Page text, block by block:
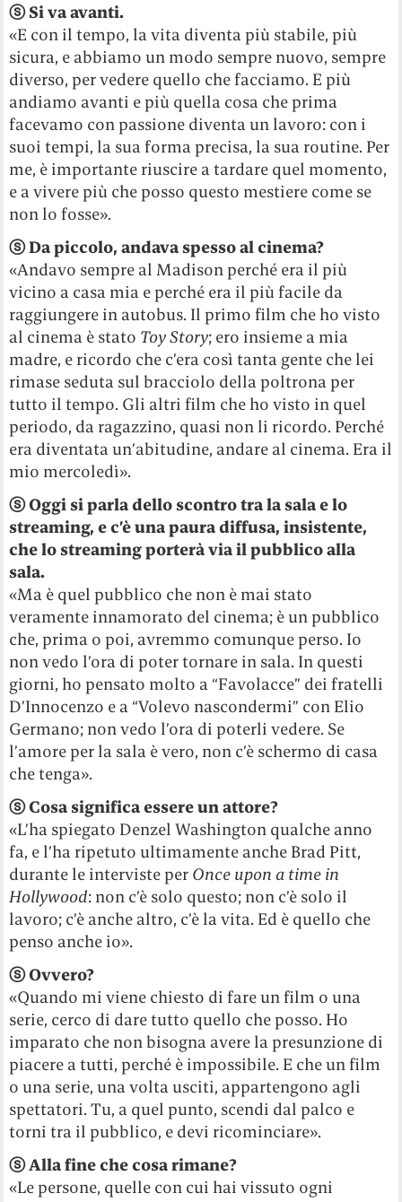
ⓢSi va avanti.
«E con il tempo, la vita diventa più stabile, più
sicura, e abbiamo un modo sempre nuovo, sempre
diverso, per vedere quello che facciamo. E più
andiamo avanti e più quella cosa che prima
facevamo con passione diventa un lavoro: con i
suoi tempi, la sua forma precisa, la sua routine. Per
me, è importante riuscire a tardare quel momento,
e a vivere più che posso questo mestiere come se
non lo fosse».
ⓢDa piccolo, andava spesso al cinema?
«Andavo sempre al Madison perché era il più
vicino a casa mia e perché era il più facile da
raggiungere in autobus. Il primo film che ho visto
al cinema è stato Toy Story; ero insieme a mia
madre, e ricordo che c’era così tanta gente che lei
rimase seduta sul bracciolo della poltrona per
tutto il tempo. Gli altri film che ho visto in quel
periodo, da ragazzino, quasi non li ricordo. Perché
era diventata un’abitudine, andare al cinema. Era il
mio mercoledì».
ⓢOggi si parla dello scontro tra la sala e lo
streaming, e c’è una paura diffusa, insistente,
che lo streaming porterà via il pubblico alla
sala.
«Ma è quel pubblico che non è mai stato
veramente innamorato del cinema; è un pubblico
che, prima o poi, avremmo comunque perso. Io
non vedo l’ora di poter tornare in sala. In questi
giorni, ho pensato molto a “Favolacce” dei fratelli
D’Innocenzo e a “Volevo nascondermi” con Elio
Germano; non vedo l’ora di poterli vedere. Se
l’amore per la sala è vero, non c’è schermo di casa
che tenga».
ⓢCosa significa essere un attore?
«L’ha spiegato Denzel Washington qualche anno
fa, e l’ha ripetuto ultimamente anche Brad Pitt,
durante le interviste per Once upon a time in
Hollywood: non c’è solo questo; non c’è solo il
lavoro; c’è anche altro, c’è la vita. Ed è quello che
penso anche io».
ⓢOvvero?
«Quando mi viene chiesto di fare un film o una
serie, cerco di dare tutto quello che posso. Ho
imparato che non bisogna avere la presunzione di
piacere a tutti, perché è impossibile. E che un film
o una serie, una volta usciti, appartengono agli
spettatori. Tu, a quel punto, scendi dal palco e
torni tra il pubblico, e devi ricominciare».
ⓢAlla fine che cosa rimane?
«Le persone, quelle con cui hai vissuto ogni